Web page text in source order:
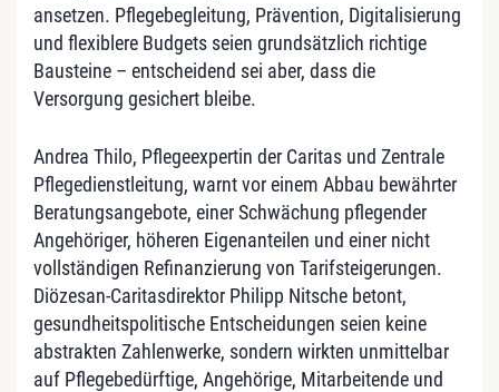
ansetzen. Pflegebegleitung, Prävention, Digitalisierung
und flexiblere Budgets seien grundsätzlich richtige
Bausteine – entscheidend sei aber, dass die
Versorgung gesichert bleibe.
Andrea Thilo, Pflegeexpertin der Caritas und Zentrale
Pflegedienstleitung, warnt vor einem Abbau bewährter
Beratungsangebote, einer Schwächung pflegender
Angehöriger, höheren Eigenanteilen und einer nicht
vollständigen Refinanzierung von Tarifsteigerungen.
Diözesan-Caritasdirektor Philipp Nitsche betont,
gesundheitspolitische Entscheidungen seien keine
abstrakten Zahlenwerke, sondern wirkten unmittelbar
auf Pflegebedürftige, Angehörige, Mitarbeitende und